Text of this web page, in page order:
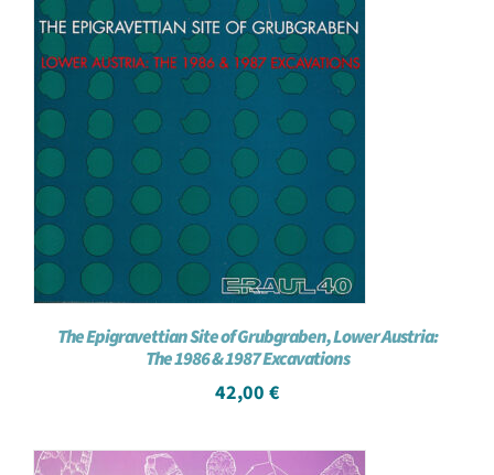
The Epigravettian Site of Grubgraben, Lower Austria:
The 1986 & 1987 Excavations
42,00 €